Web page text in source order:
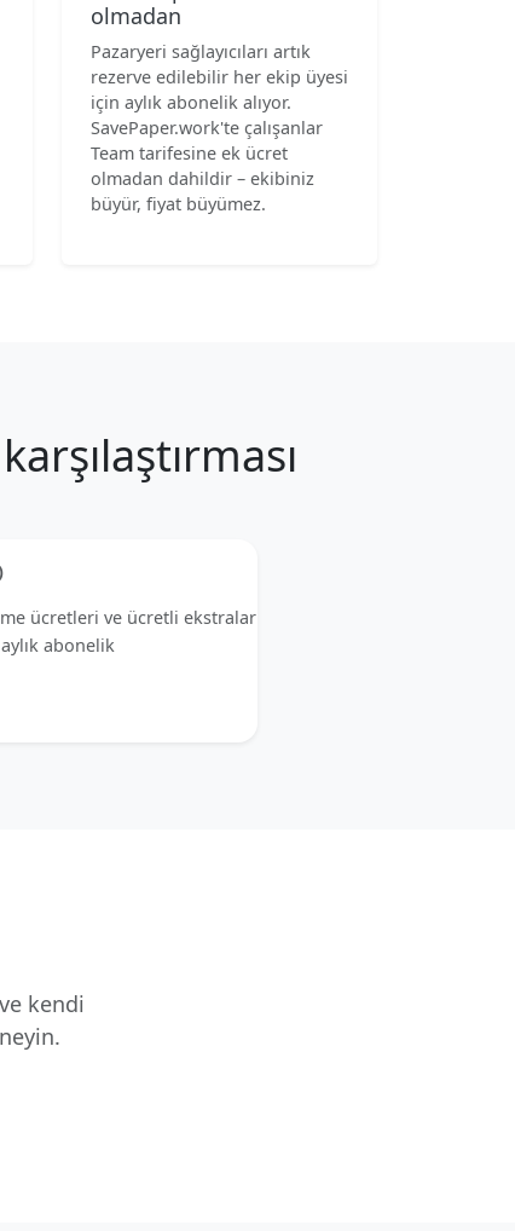
olmadan
Pazaryeri sağlayıcıları artık
rezerve edilebilir her ekip üyesi
için aylık abonelik alıyor.
SavePaper.work'te çalışanlar
Team tarifesine ek ücret
olmadan dahildir – ekibiniz
büyür, fiyat büyümez.
ücretleri ve ücretli ekstralar
abonelik
kendi